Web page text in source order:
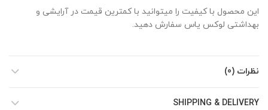
این محصول با کیفیت را میتوانید با کمترین قیمت در آرایشی و
بهداشتی لوکس یاس سفارش دهید.
نظرات (0)
SHIPPING & DELIVERY